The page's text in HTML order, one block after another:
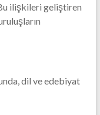
ilişkileri geliştiren
dil ve edebiyat